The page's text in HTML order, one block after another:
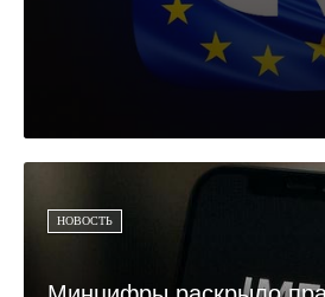
НОВОСТЬ